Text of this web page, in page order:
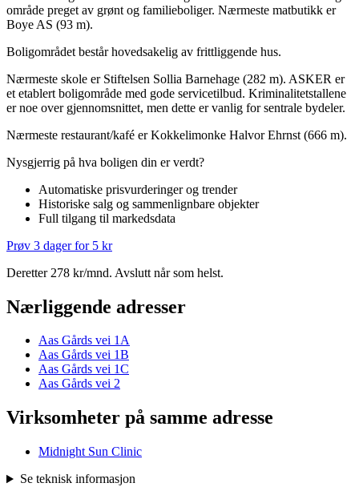
område preget av grønt og familieboliger. Nærmeste matbutikk er
Boye AS (93 m).
Boligområdet består hovedsakelig av frittliggende hus.
Nærmeste skole er Stiftelsen Sollia Barnehage (282 m). ASKER er
et etablert boligområde med gode servicetilbud. Kriminalitetstallene
er noe over gjennomsnittet, men dette er vanlig for sentrale bydeler.
Nærmeste restaurant/kafé er Kokkelimonke Halvor Ehrnst (666 m).
Nysgjerrig på hva boligen din er verdt?
Automatiske prisvurderinger og trender
Historiske salg og sammenlignbare objekter
Full tilgang til markedsdata
Prøv 3 dager for 5 kr
Deretter 278 kr/mnd. Avslutt når som helst.
Nærliggende adresser
Aas Gårds vei 1A
Aas Gårds vei 1B
Aas Gårds vei 1C
Aas Gårds vei 2
Virksomheter på samme adresse
Midnight Sun Clinic
Se teknisk informasjon